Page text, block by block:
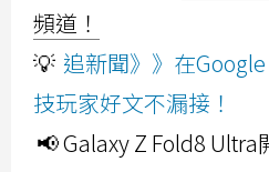
頻道！
💡 追新聞》》在
技玩家好文不漏接！
📢 Galaxy Z Fold8